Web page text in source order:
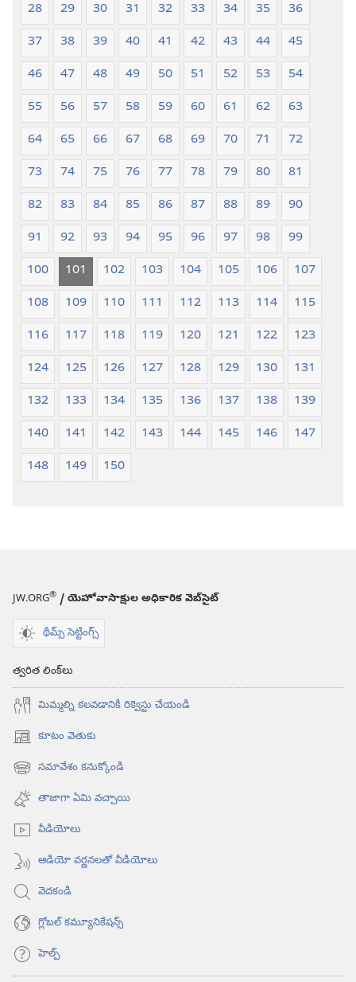
28
29 30 31 32 33 34 35
36
37
38 39 40 41 42 43 44
45
46
47 48 49 50 51 52 53
54
55
56 57 58 59 60 61 62
63
64
65 66 67 68 69 70 71
72
73
74 75 76 77 78 79 80
81
82
83 84 85 86 87 88 89
90
91
92 93 94 95 96 97 98
99
100
101 102 103 104 105 106
107
108
109 110 111 112 113 114
115
116
117 118 119 120 121 122
123
124
125 126 127 128 129 130
131
132
133 134 135 136 137 138
139
140
141 142 143 144 145 146
147
148
149 150
JW.ORG® / యెహోవాసాక్షుల అధికారిక వెబ్‌సైట్‌
థీమ్స్ సెట్టింగ్స్
త్వరిత లింక్‌లు
మిమ్మల్ని కలవడానికి రిక్వెస్టు చేయండి
కూటం వెతుకు
(కొత్త
విండో
ఓపెన్‌
అవుతుంది)
సమావేశం కనుక్కోండి
(కొత్త
విండో
ఓపెన్‌
అవుతుంది)
తాజాగా ఏమి వచ్చాయి
వీడియోలు
ఆడియో వర్ణనలతో వీడియోలు
వెదకండి
గ్లోబల్‌ కమ్యూనికేషన్స్‌
హెల్ప్‌